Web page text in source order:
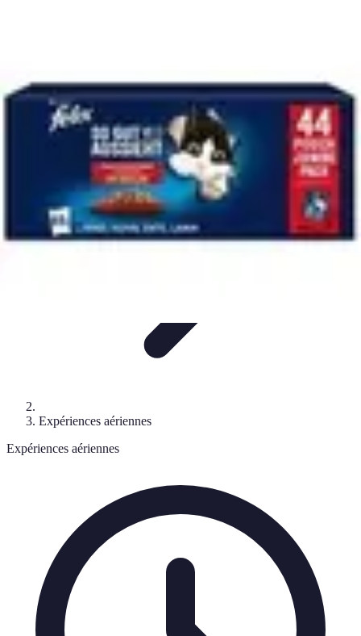
Sensations Aériennes
Expériences aériennes
Expériences aériennes